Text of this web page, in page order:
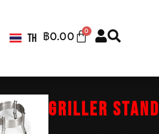
TH
EN ฿0.00 0
GRILLER STAND